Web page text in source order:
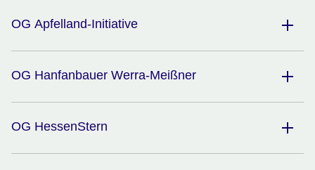
OG Apfelland-Initiative
OG Hanfanbauer Werra-Meißner
OG HessenStern